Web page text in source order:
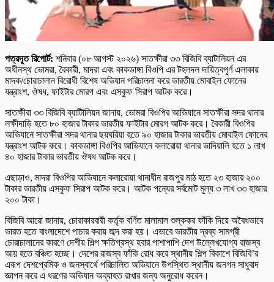
পত্রদূত রিপোর্ট: শনিবার (০৮ আগস্ট ২০২৬) সাতক্ষীরা ৩৩ বিজিবি ব্যাটালিয়ন এর
অধীনস্থ ভোমরা, বৈকারী, মাদরা এবং কাকডাঙ্গা বিওপি এর টহলদল দায়িত্বপূর্ণ এলাকায়
মাদক/চোরাচালান বিরোধী বিশেষ অভিযান পরিচালনা করে ভারতীয় মোবাইল ফোনের
যন্ত্রাংশ, ঔষধ, ফাইটার মোরগ এবং এসকুফ সিরাপ আটক করে।
সাতক্ষীরা ৩৩ বিজিবি ব্যাটিালিয়ন জানায়, ভোমরা বিওপির আভিযানে সাতক্ষীরা সদর থানার
লক্ষীদাড়ি হতে ৮০ হাজার টাকার ভারতীয় ফাইটার মোরগ আটক করে। বৈকারী বিওপির
আভিযানে সাতক্ষীরা সদর থানার ছয়ঘরিয়া হতে ৯০ হাজার টাকার ভারতীয় মোবাইল ফোনের
যন্ত্রাংশ আটক করে। কাকডাঙ্গা বিওপির আভিযানে কলারোয়া থানার ভাদিয়ালি হতে ১ লাখ
৪০ হাজার টাকার ভারতীয় ঔষধ আটক করে।
এছাড়াও, মাদরা বিওপির আভিযানে কলারোয়া থানাধীন রাজপুর মাঠ হতে ২৩ হাজার ২০০
টাকার ভারতীয় এসকুফ সিরাপ আটক করে। আটক পন্যের সর্বমোট মূল্য ৩ লাখ ৩৩ হাজার
২০০ টাকা।
বিজিবি আরো জানায়, চোরাকারবারী কর্তৃক বর্ণিত মালামাল শুল্ককর ফাঁকি দিয়ে অবৈধভাবে
ভারত হতে বাংলাদেশে পাচার করায় জব্দ করা হয়। এভাবে ভারতীয় দ্রব্য সামগ্রী
চোরাচালানের কারণে দেশীয় শিল্প ক্ষতিগ্রস্থ হবার পাশাপাশি দেশ উল্লেখযোগ্য রাজস্ব
আয় হতে বঞ্চিত হচ্ছে। দেশের রাজস্ব ফাঁকি রোধ করে স্থানীয় শিল্প বিকাশে বিজিবি’র
এরূপ দেশপ্রেমিক ও জনস্বার্থে পরিচালিত অভিযানে উপস্থিত স্থানীয় জনগন সাধুবাদ
জ্ঞাপন করে এ ধরণের অভিযান অব্যাহত রাখার জন্য অনুরোধ করেন।